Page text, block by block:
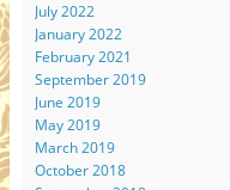
July 2022
January 2022
February 2021
September 2019
June 2019
May 2019
March 2019
October 2018